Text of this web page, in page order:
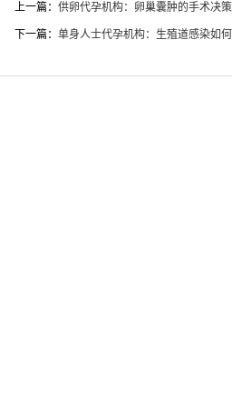
上一篇： 供卵代孕机构：卵巢囊肿的手术决策
下一篇： 单身人士代孕机构：生殖道感染如何